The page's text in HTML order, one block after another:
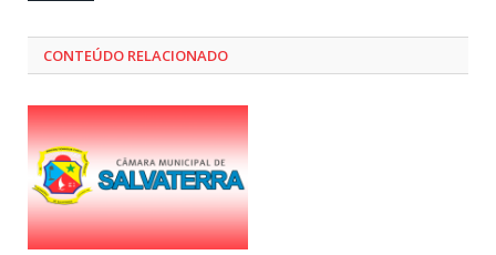
CONTEÚDO RELACIONADO